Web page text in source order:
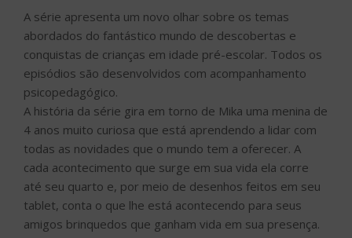
A série apresenta um novo olhar sobre os temas
abordados do fantástico mundo de descobertas e
conquistas de crianças em idade pré-escolar. Todos os
episódios são desenvolvidos com acompanhamento
psicopedagógico.
A história da série gira em torno de Mika uma menina de
4 anos muito curiosa que está aprendendo a lidar com
todas as novidades que o mundo tem a oferecer. A
cada acontecimento que surge em sua vida ela corre
até seu quarto e, por meio de desenhos feitos em seu
tablet, conta o que lhe está acontecendo para seus
amigos brinquedos que ganham vida em sua presença.